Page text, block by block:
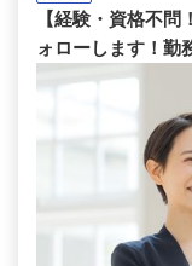
【経験・資格不
ォローします！勤